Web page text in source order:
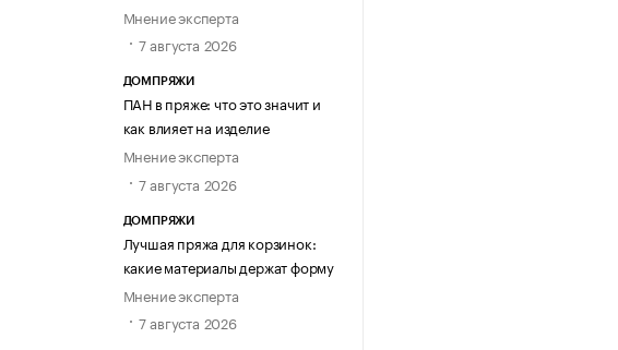
Мнение эксперта
7 августа 2026
ДОМПРЯЖИ
ПАН в пряже: что это значит и
как влияет на изделие
Мнение эксперта
7 августа 2026
ДОМПРЯЖИ
Лучшая пряжа для корзинок:
какие материалы держат форму
Мнение эксперта
7 августа 2026